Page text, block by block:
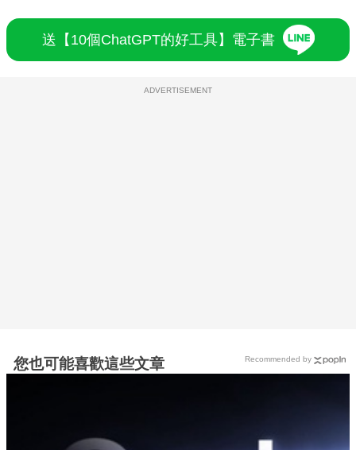
送【10個ChatGPT的好工具】電子書
ADVERTISEMENT
您也可能喜歡這些文章 Recommended by